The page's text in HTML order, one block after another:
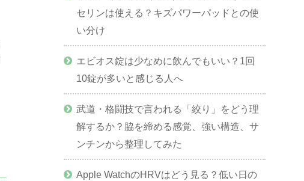
セリンは使える？キズパワーパッドとの使
い分け
エビオス錠は少なめに飲んでもいい？1回
10錠が多いと感じる人へ
武道・格闘技で言われる「絞り」をどう理
解するか？脇を締める感覚、強い構造、サ
ンチンから整理してみた
Apple WatchのHRVはどう見る？低い日の